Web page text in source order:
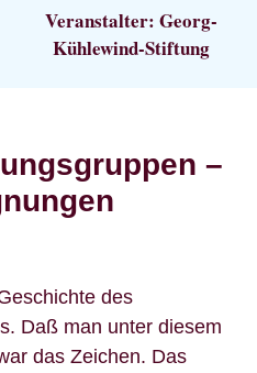
Veranstalter: Georg-
Kühlewind-Stiftung
–
des
Daß man unter diesem
das Zeichen. Das